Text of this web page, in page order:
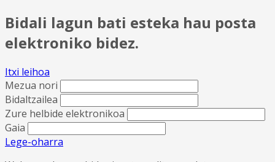
Bidali lagun bati esteka hau posta
elektroniko bidez.
Itxi leihoa
Mezua nori
Bidaltzailea
Zure helbide elektronikoa
Gaia
Lege-oharra